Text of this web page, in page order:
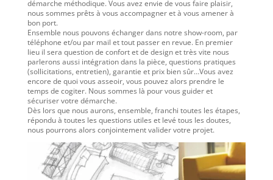
démarche méthodique. Vous avez envie de vous faire plaisir,
nous sommes prêts à vous accompagner et à vous amener à
bon port.
Ensemble nous pouvons échanger dans notre show-room, par
téléphone et/ou par mail et tout passer en revue. En premier
lieu il sera question de confort et de design et très vite nous
parlerons aussi intégration dans la pièce, questions pratiques
(sollicitations, entretien), garantie et prix bien sûr…Vous avez
encore de quoi vous asseoir, vous pouvez alors prendre le
temps de cogiter. Nous sommes là pour vous guider et
sécuriser votre démarche.
Dès lors que nous aurons, ensemble, franchi toutes les étapes,
répondu à toutes les questions utiles et levé tous les doutes,
nous pourrons alors conjointement valider votre projet.